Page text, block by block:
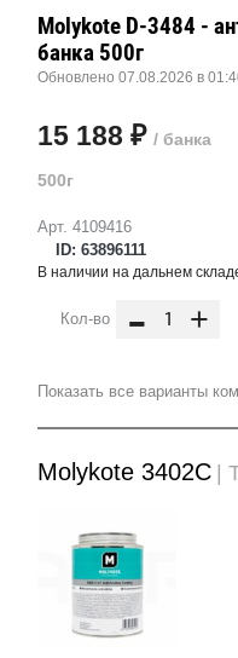
Арт. 4109416
ID: 63896111
Molykote D-3484 -
банка 500г
Обновлено 07.08.2026 в
15 188 ₽ / банка
500г
В наличии на дальнем
Кол-во - +
Показать все варианты
Molykote 3402C |